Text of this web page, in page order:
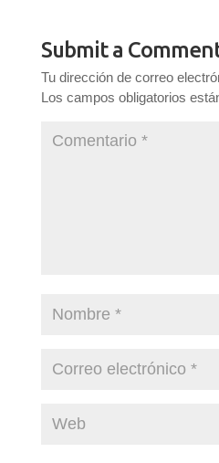
Submit a
Tu dirección de correo
Los campos obligatorios